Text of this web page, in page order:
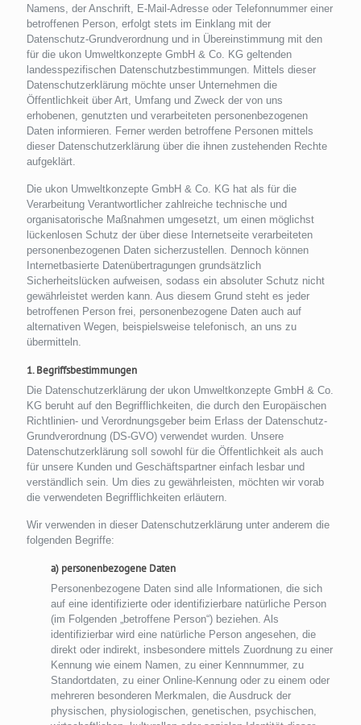
Namens, der Anschrift, E-Mail-Adresse oder Telefonnummer einer
betroffenen Person, erfolgt stets im Einklang mit der
Datenschutz-Grundverordnung und in Übereinstimmung mit den
für die ukon Umweltkonzepte GmbH & Co. KG geltenden
landesspezifischen Datenschutzbestimmungen. Mittels dieser
Datenschutzerklärung möchte unser Unternehmen die
Öffentlichkeit über Art, Umfang und Zweck der von uns
erhobenen, genutzten und verarbeiteten personenbezogenen
Daten informieren. Ferner werden betroffene Personen mittels
dieser Datenschutzerklärung über die ihnen zustehenden Rechte
aufgeklärt.
Die ukon Umweltkonzepte GmbH & Co. KG hat als für die
Verarbeitung Verantwortlicher zahlreiche technische und
organisatorische Maßnahmen umgesetzt, um einen möglichst
lückenlosen Schutz der über diese Internetseite verarbeiteten
personenbezogenen Daten sicherzustellen. Dennoch können
Internetbasierte Datenübertragungen grundsätzlich
Sicherheitslücken aufweisen, sodass ein absoluter Schutz nicht
gewährleistet werden kann. Aus diesem Grund steht es jeder
betroffenen Person frei, personenbezogene Daten auch auf
alternativen Wegen, beispielsweise telefonisch, an uns zu
übermitteln.
1. Begriffsbestimmungen
Die Datenschutzerklärung der ukon Umweltkonzepte GmbH & Co.
KG beruht auf den Begrifflichkeiten, die durch den Europäischen
Richtlinien- und Verordnungsgeber beim Erlass der Datenschutz-
Grundverordnung (DS-GVO) verwendet wurden. Unsere
Datenschutzerklärung soll sowohl für die Öffentlichkeit als auch
für unsere Kunden und Geschäftspartner einfach lesbar und
verständlich sein. Um dies zu gewährleisten, möchten wir vorab
die verwendeten Begrifflichkeiten erläutern.
Wir verwenden in dieser Datenschutzerklärung unter anderem die
folgenden Begriffe:
a) personenbezogene Daten
Personenbezogene Daten sind alle Informationen, die sich
auf eine identifizierte oder identifizierbare natürliche Person
(im Folgenden „betroffene Person“) beziehen. Als
identifizierbar wird eine natürliche Person angesehen, die
direkt oder indirekt, insbesondere mittels Zuordnung zu einer
Kennung wie einem Namen, zu einer Kennnummer, zu
Standortdaten, zu einer Online-Kennung oder zu einem oder
mehreren besonderen Merkmalen, die Ausdruck der
physischen, physiologischen, genetischen, psychischen,